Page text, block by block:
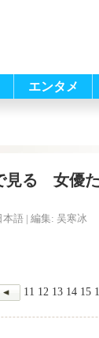
エンタメ
見る 女優
本語 | 編集: 吴寒冰
11 12 13 14 15